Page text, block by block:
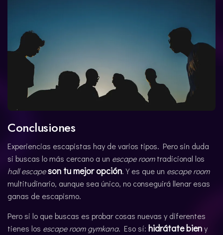
Conclusiones
Experiencias escapistas hay de varios tipos. Pero sin duda
si buscas lo más cercano a un escape roomtradicional los
hall escapeson tu mejor opción. Y es que un escape room
multitudinario, aunque sea único, no conseguirá llenar esas
ganas de escapismo.
Pero si lo que buscas es probar cosas nuevas y diferentes
tienes los escape room gymkana. Eso sí: hidrátate bieny